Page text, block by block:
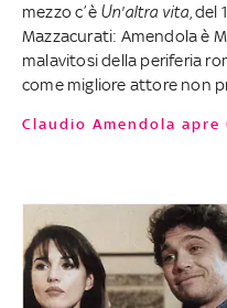
mezzo c’è Un'altra vita ,
Mazzacurati: Amendola è
malavitosi della periferia
come migliore attore non
Claudio Amendola